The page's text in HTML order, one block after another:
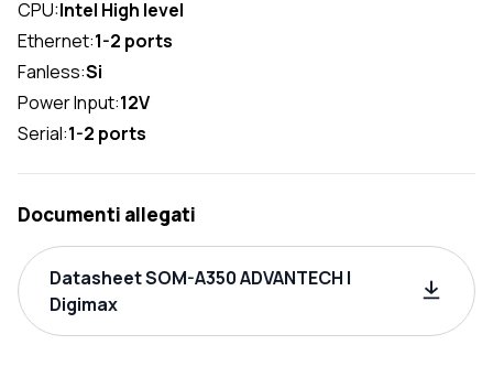
CPU:Intel High level
Ethernet:1-2 ports
Fanless:Si
Power Input:12V
Serial:1-2 ports
Documenti allegati
Datasheet SOM-A350 ADVANTECH |
Digimax